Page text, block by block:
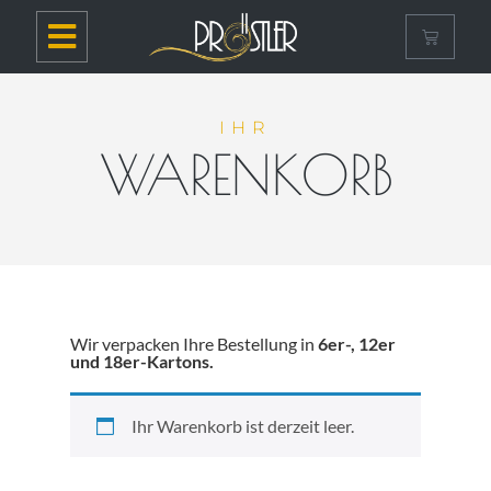
IHR
WARENKORB
Wir verpacken Ihre Bestellung in 6er-, 12er
und 18er-Kartons.
Ihr Warenkorb ist derzeit leer.